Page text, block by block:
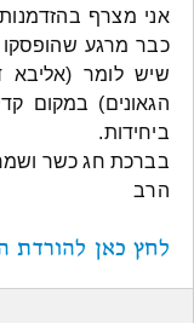
אני מצרף
כבר מרגע שהופסקו
שיש לומר (אליבא
הגאונים) במקום
ביחידות.
בברכת חג כשר
הרב
לחץ כאן להורדת